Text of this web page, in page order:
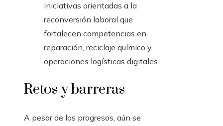
iniciativas orientadas a la
reconversión laboral que
fortalecen competencias en
reparación, reciclaje químico y
operaciones logísticas digitales.
Retos y barreras
A pesar de los progresos, aún se